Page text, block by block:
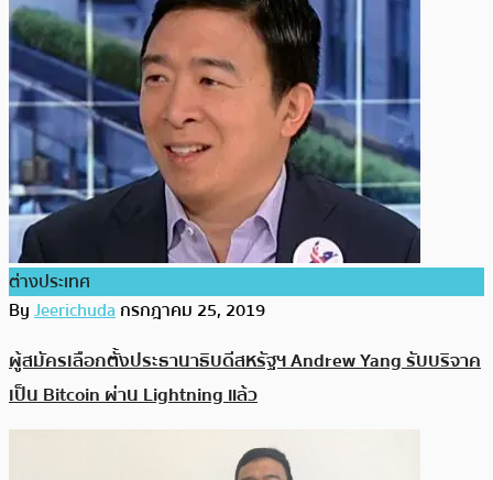
ต่างประเทศ
ByJeerichudaกรกฎาคม 25, 2019
ผู้สมัครเลือกตั้งประธานาธิบดีสหรัฐฯ Andrew Yang รับบริจาค
เป็น Bitcoin ผ่าน Lightning แล้ว